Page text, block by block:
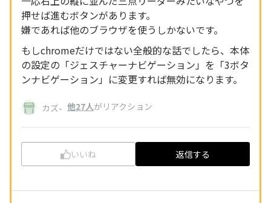
押せば進むボタンがあります。
嫌であれば他のブラウザを使うしかないです。
もしchromeだけではない全般的な話でしたら、本体
の設定の「ジェスチャーナビゲーション」を「3ボタ
ンナビゲーション」に変更すれば無効になります。
カズ、 他27人がリアクション
いいね 返信する